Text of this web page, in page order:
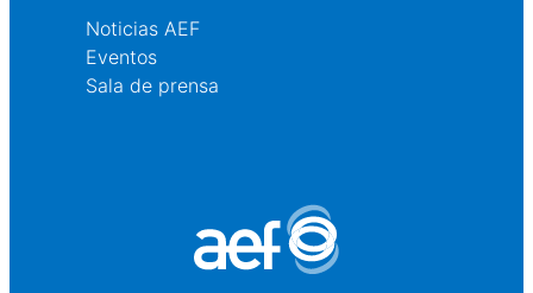
Noticias AEF
Eventos
Sala de prensa